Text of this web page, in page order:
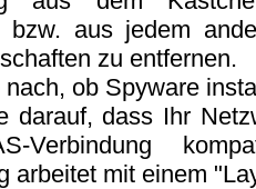
bzw. aus jedem
zu entfernen.
ob Spyware
darauf, dass Ihr
Verbindung
arbeitet mit einem